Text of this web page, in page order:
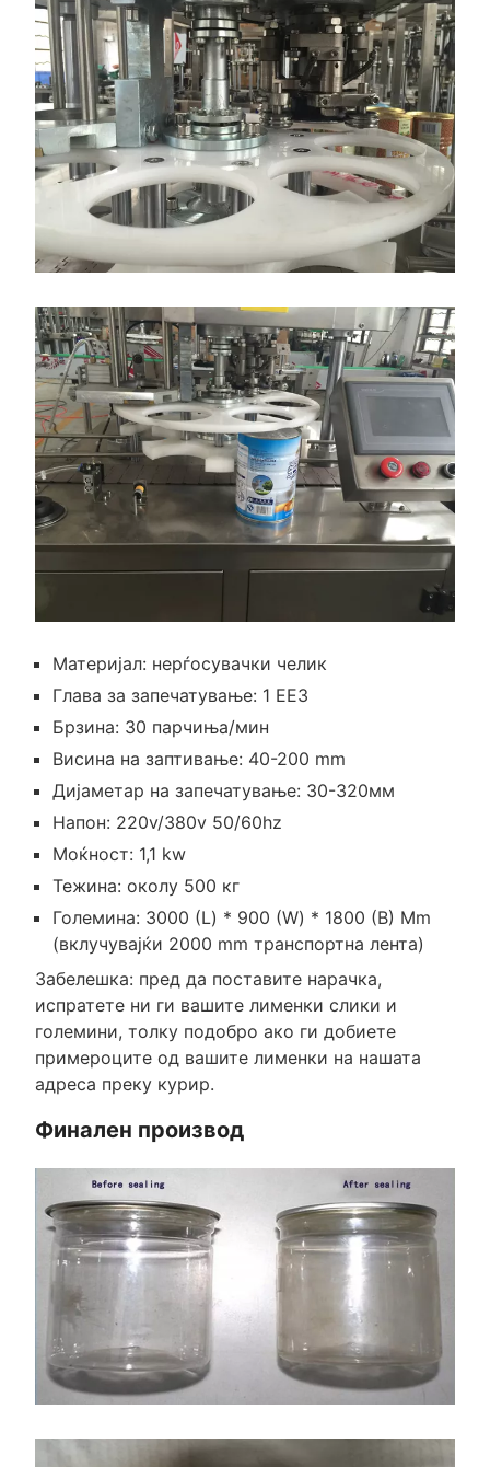
Материјал: нерѓосувачки челик
Глава за запечатување: 1 ЕЕЗ
Брзина: 30 парчиња/мин
Висина на заптивање: 40-200 mm
Дијаметар на запечатување: 30-320мм
Напон: 220v/380v 50/60hz
Моќност: 1,1 kw
Тежина: околу 500 кг
Големина: 3000 (L) * 900 (W) * 1800 (В) Mm
(вклучувајќи 2000 mm транспортна лента)
Забелешка: пред да поставите нарачка,
испратете ни ги вашите лименки слики и
големини, толку подобро ако ги добиете
примероците од вашите лименки на нашата
адреса преку курир.
Финален производ